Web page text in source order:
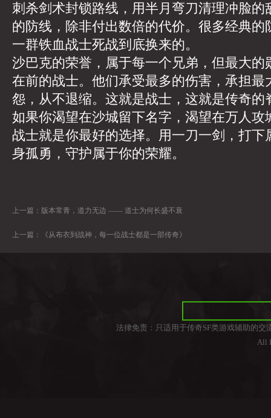
刺杀剑术封锁路线，用半月弯刀清理冲脸的
的防线，除非付出数倍的代价。很多经典的
一群铁血战士死战到底换来的。
沙巴克的荣誉，属于每一个兄弟，但最大的
在前的战士。他们承受最多的伤害，承担最
怨，从不退缩。这就是战士，这就是传奇的
如果你渴望在沙城留下名字，渴望在万人攻
战士就是你最好的选择。用一刀一剑，打下
身孤勇，守护属于你的荣耀。
上一篇： 版本常青，道力无边 —— 道士为何长盛不衰
上一篇： 《从布衣到战神，每一位战士都是一部传奇》
法律免责：只适用于传奇SF类游戏辅助的
All